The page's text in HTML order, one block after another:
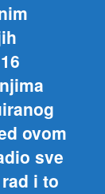
ovom
sve
i to